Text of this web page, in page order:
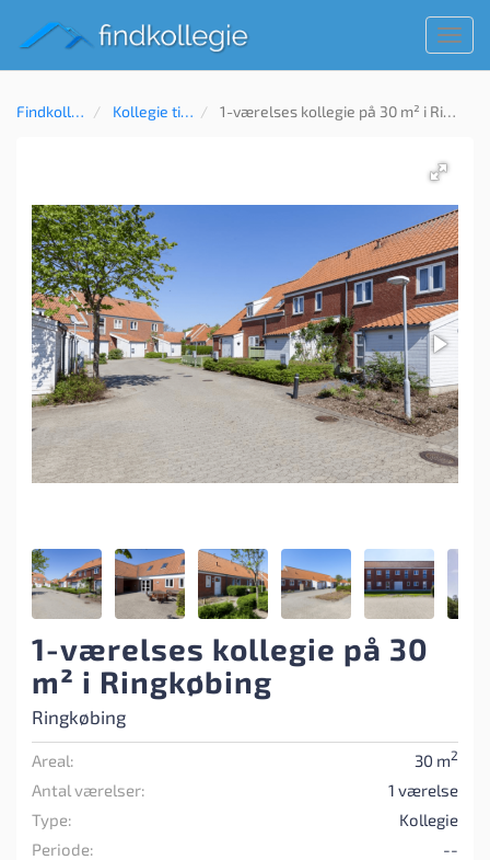
Findkollegie Kollegie til leje 1-værelses kollegie på 30 m² i Ringkøbing
1-værelses kollegie på 30
m² i Ringkøbing
Ringkøbing
Areal: 30 m2
Antal værelser:
1 værelse
Type:
Kollegie
Periode:
--